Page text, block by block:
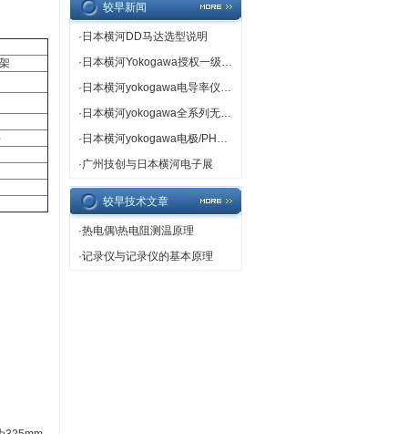
较早新闻
· 日本横河DD马达选型说明
· 日本横河Yokogawa授权一级代理
· 日本横河yokogawa电导率仪专卖
· 日本横河yokogawa全系列无纸记录仪
· 日本横河yokogawa电极/PH计/ORP计热卖
·广州技创与日本横河电子展
较早技术文章
·热电偶\热电阻测温原理
·记录仪与记录仪的基本原理